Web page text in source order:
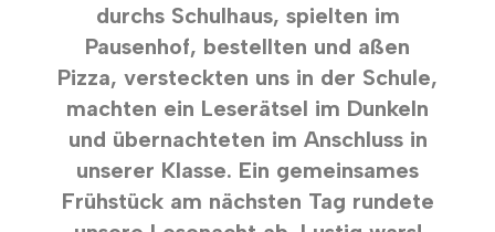
durchs Schulhaus, spielten im
Pausenhof, bestellten und aßen
Pizza, versteckten uns in der Schule,
machten ein Leserätsel im Dunkeln
und übernachteten im Anschluss in
unserer Klasse. Ein gemeinsames
Frühstück am nächsten Tag rundete